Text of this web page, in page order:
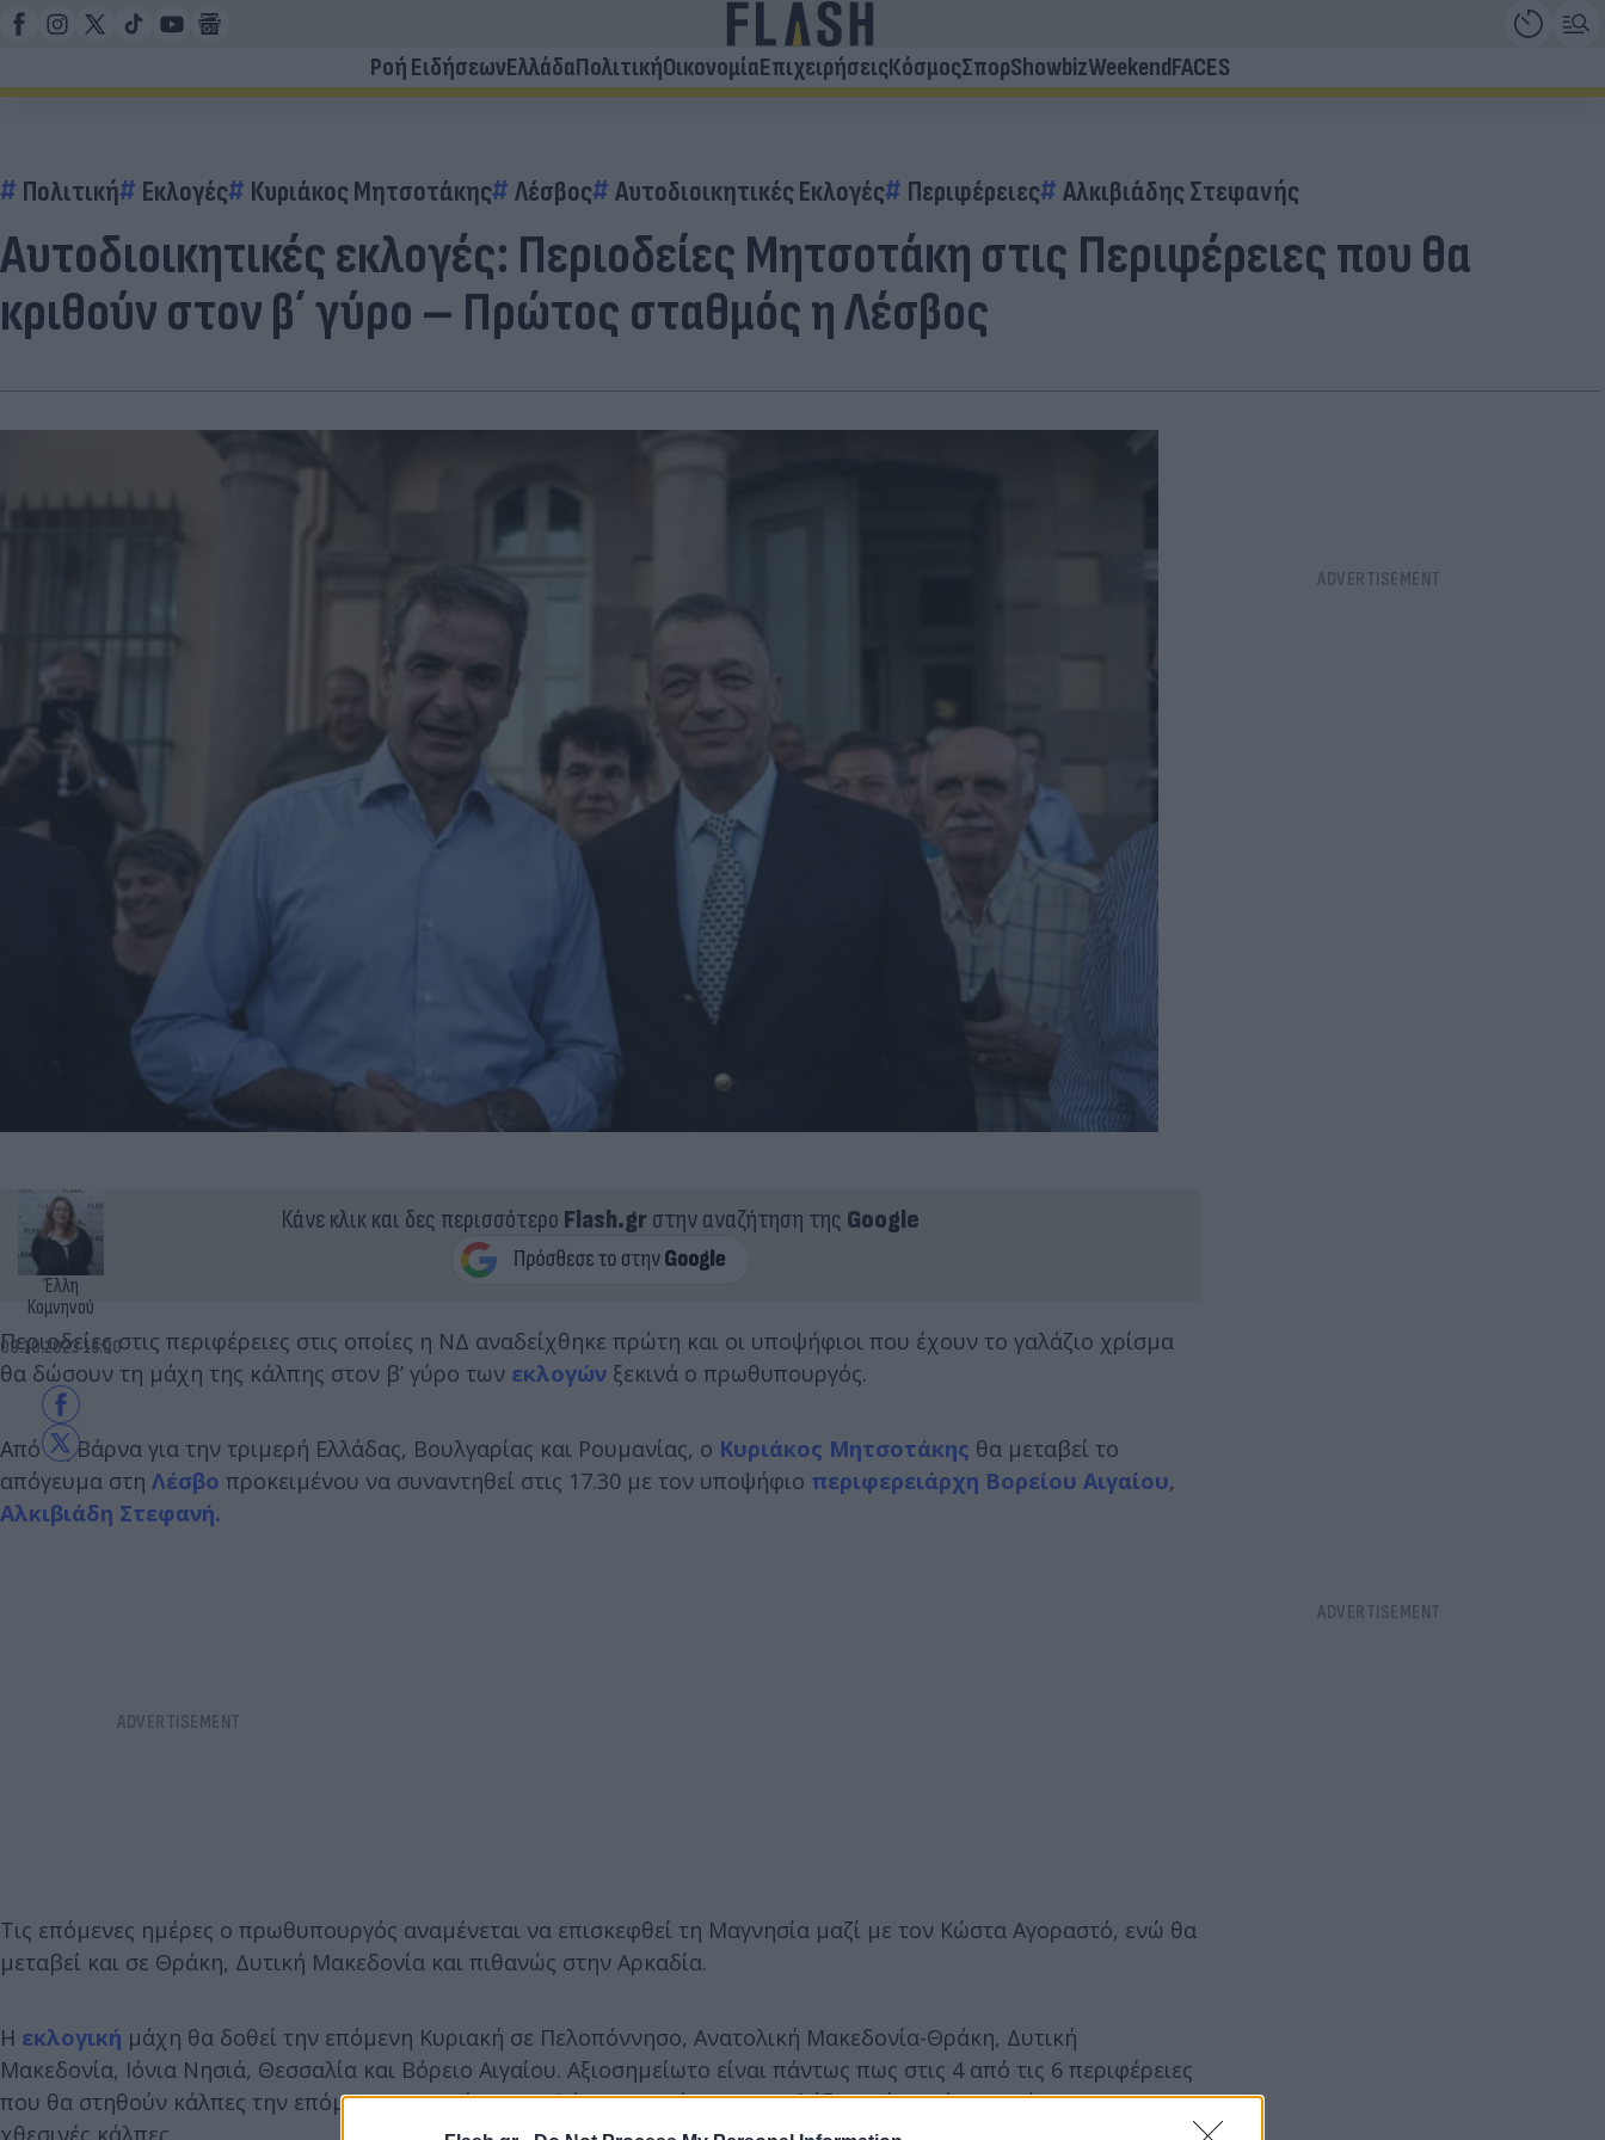
Ροή ΕιδήσεωνΕλλάδαΠολιτικήΟικονομίαΕπιχειρήσειςΚόσμοςΣπορShowbizWeekendFACES
Πολιτική Εκλογές Κυριάκος Μητσοτάκης Λέσβος Αυτοδιοικητικές Εκλογές Περιφέρειες Αλκιβιάδης Στεφανής
Αυτοδιοικητικές εκλογές: Περιοδείες Μητσοτάκη στις Περιφέρειες που θα
κριθούν στον β΄ γύρο – Πρώτος σταθμός η Λέσβος
Έλλη
Κομνηνού
09.10.2023 13:00
Κάνε κλικ και δες περισσότερο Flash.grστην αναζήτηση της Google
Περιοδείες στις περιφέρειες στις οποίες η ΝΔ αναδείχθηκε πρώτη και οι υποψήφιοι που έχουν το γαλάζιο χρίσμα
θα δώσουν τη μάχη της κάλπης στον β’ γύρο των εκλογών ξεκινά ο πρωθυπουργός.
Από τη Βάρνα για την τριμερή Ελλάδας, Βουλγαρίας και Ρουμανίας, ο Κυριάκος Μητσοτάκης θα μεταβεί το
απόγευμα στη Λέσβο προκειμένου να συναντηθεί στις 17.30 με τον υποψήφιο περιφερειάρχη Βορείου Αιγαίου,
Αλκιβιάδη Στεφανή.
Τις επόμενες ημέρες ο πρωθυπουργός αναμένεται να επισκεφθεί τη Μαγνησία μαζί με τον Κώστα Αγοραστό, ενώ θα
μεταβεί και σε Θράκη, Δυτική Μακεδονία και πιθανώς στην Αρκαδία.
Η εκλογική μάχη θα δοθεί την επόμενη Κυριακή σε Πελοπόννησο, Ανατολική Μακεδονία-Θράκη, Δυτική
Μακεδονία, Ιόνια Νησιά, Θεσσαλία και Βόρειο Αιγαίου. Αξιοσημείωτο είναι πάντως πως στις 4 από τις 6 περιφέρειες
που θα στηθούν κάλπες την επόμενη Κυριακή, οι υποψήφιοι που έχουν το γαλάζιο χρίσμα ήταν πρώτοι στις
χθεσινές κάλπες.